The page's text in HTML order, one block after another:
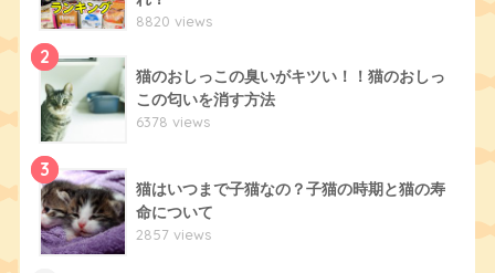
8820 views
2
猫のおしっこの臭いがキツい！！猫のおしっ
この匂いを消す方法
6378 views
3
猫はいつまで子猫なの？子猫の時期と猫の寿
命について
2857 views